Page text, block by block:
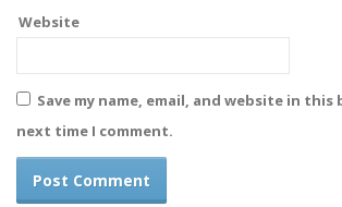
Website
Save my name, email, and website in
next time I comment.